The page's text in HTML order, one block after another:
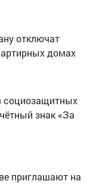
отключат
домах
социозащитных
знак «За
приглашают на